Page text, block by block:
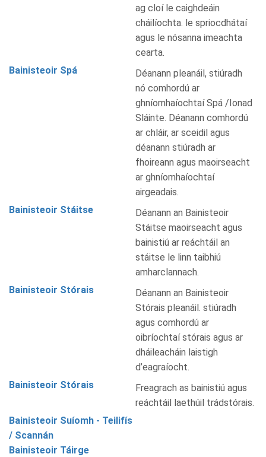
ag cloí le caighdeáin
cháilíochta. le spriocdhátaí
agus le nósanna imeachta
cearta.
Bainisteoir Spá
Déanann pleanáil, stiúradh
nó comhordú ar
ghníomhaíochtaí Spá /Ionad
Sláinte. Déanann comhordú
ar chláir, ar sceidil agus
déanann stiúradh ar
fhoireann agus maoirseacht
ar ghníomhaíochtaí
airgeadais.
Bainisteoir Stáitse
Déanann an Bainisteoir
Stáitse maoirseacht agus
bainistiú ar reáchtáil an
stáitse le linn taibhiú
amharclannach.
Bainisteoir Stórais
Déanann an Bainisteoir
Stórais pleanáil. stiúradh
agus comhordú ar
oibríochtaí stórais agus ar
dháileacháin laistigh
d’eagraíocht.
Bainisteoir Stórais
Freagrach as bainistiú agus
reáchtáil laethúil trádstórais.
Bainisteoir Suíomh - Teilifís
/ Scannán
Bainisteoir Táirge